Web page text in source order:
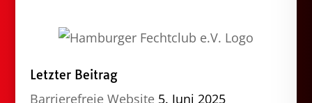
Letzter Beitrag
Barrierefreie Website 5. Juni 2025